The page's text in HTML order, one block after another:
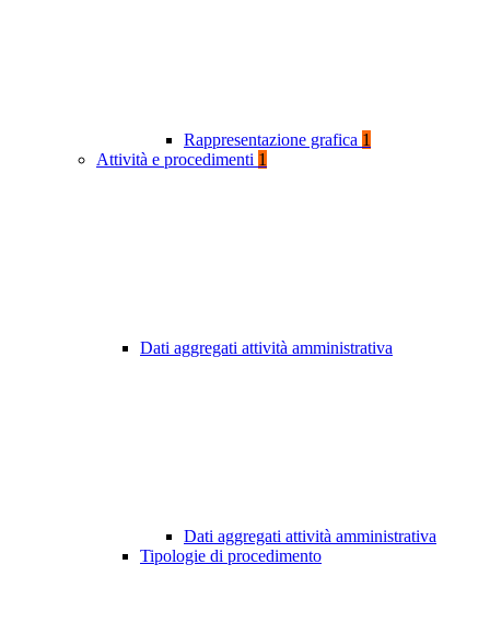
Rappresentazione grafica 1
Attività e procedimenti 1
Dati aggregati attività amministrativa
Dati aggregati attività amministrativa
Tipologie di procedimento